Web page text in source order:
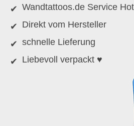
Wandtattoos.de Service
Direkt vom Hersteller
schnelle Lieferung
Liebevoll verpackt ♥